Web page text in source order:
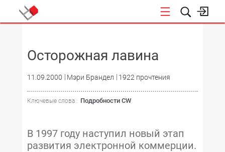
Осторожная лавина
11.09.2000 Мэри Брандел 1922 прочтения
Ключевые слова : Подробности CW
В 1997 году наступил новый этап
развития электронной коммерции.